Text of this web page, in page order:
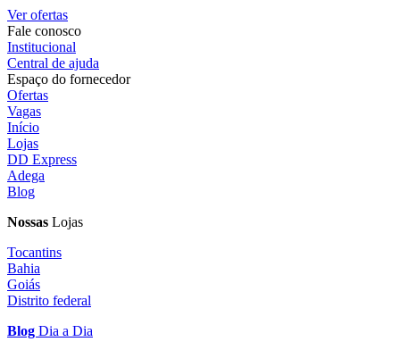
Ver ofertas
Fale conosco
Institucional
Central de ajuda
Espaço do fornecedor
Ofertas
Vagas
Início
Lojas
DD Express
Adega
Blog
Nossas Lojas
Tocantins
Bahia
Goiás
Distrito federal
Blog Dia a Dia